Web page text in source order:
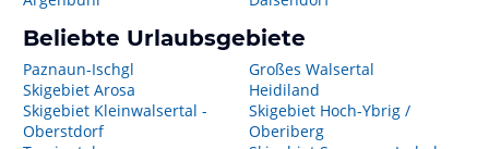
Beliebte Urlaubsgebiete
Paznaun-Ischgl
Skigebiet Arosa
Skigebiet Kleinwalsertal -
Oberstdorf
Großes Walsertal
Heidiland
Skigebiet Hoch-Ybrig /
Oberiberg